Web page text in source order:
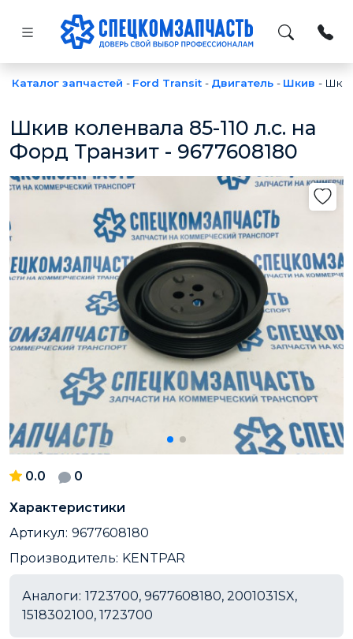
Каталог запчастей - Ford Transit - Двигатель - Шкив -
Шкив коленвала 85-110 л.с. на
Форд Транзит - 9677608180
0.0 0
Характеристики
Артикул: 9677608180
Производитель: KENTPAR
Аналоги: 1723700, 9677608180, 2001031SX,
1518302100, 1723700